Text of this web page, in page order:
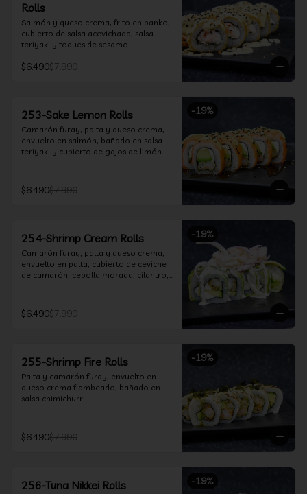
Rolls
Salmón y queso crema, frito en panko,
cubierto de salsa acevichada, salsa
teriyaki y toques de sesamo.
$6.490$7.990
-19%
253-Sake Lemon Rolls
Camarón furay, palta y queso crema,
envuelto en salmón, bañado en salsa
teriyaki y cubierto de gajos de limón.
$6.490$7.990
-19%
254-Shrimp Cream Rolls
Camarón furay, palta y queso crema,
envuelto en palta, cubierto de ceviche
de camarón, cebolla morada, cilantro,
$6.490$7.990
-19%
255-Shrimp Fire Rolls
Palta y camarón furay, envuelto en
queso crema flambeado, bañado en
salsa chimichurri.
$6.490$7.990
-19%
256-Tuna Nikkei Rolls